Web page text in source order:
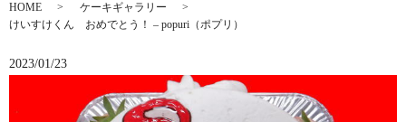
HOME
ケーキギャラリー
けいすけくん おめでとう！ – popuri（ポプリ）
2023/01/23